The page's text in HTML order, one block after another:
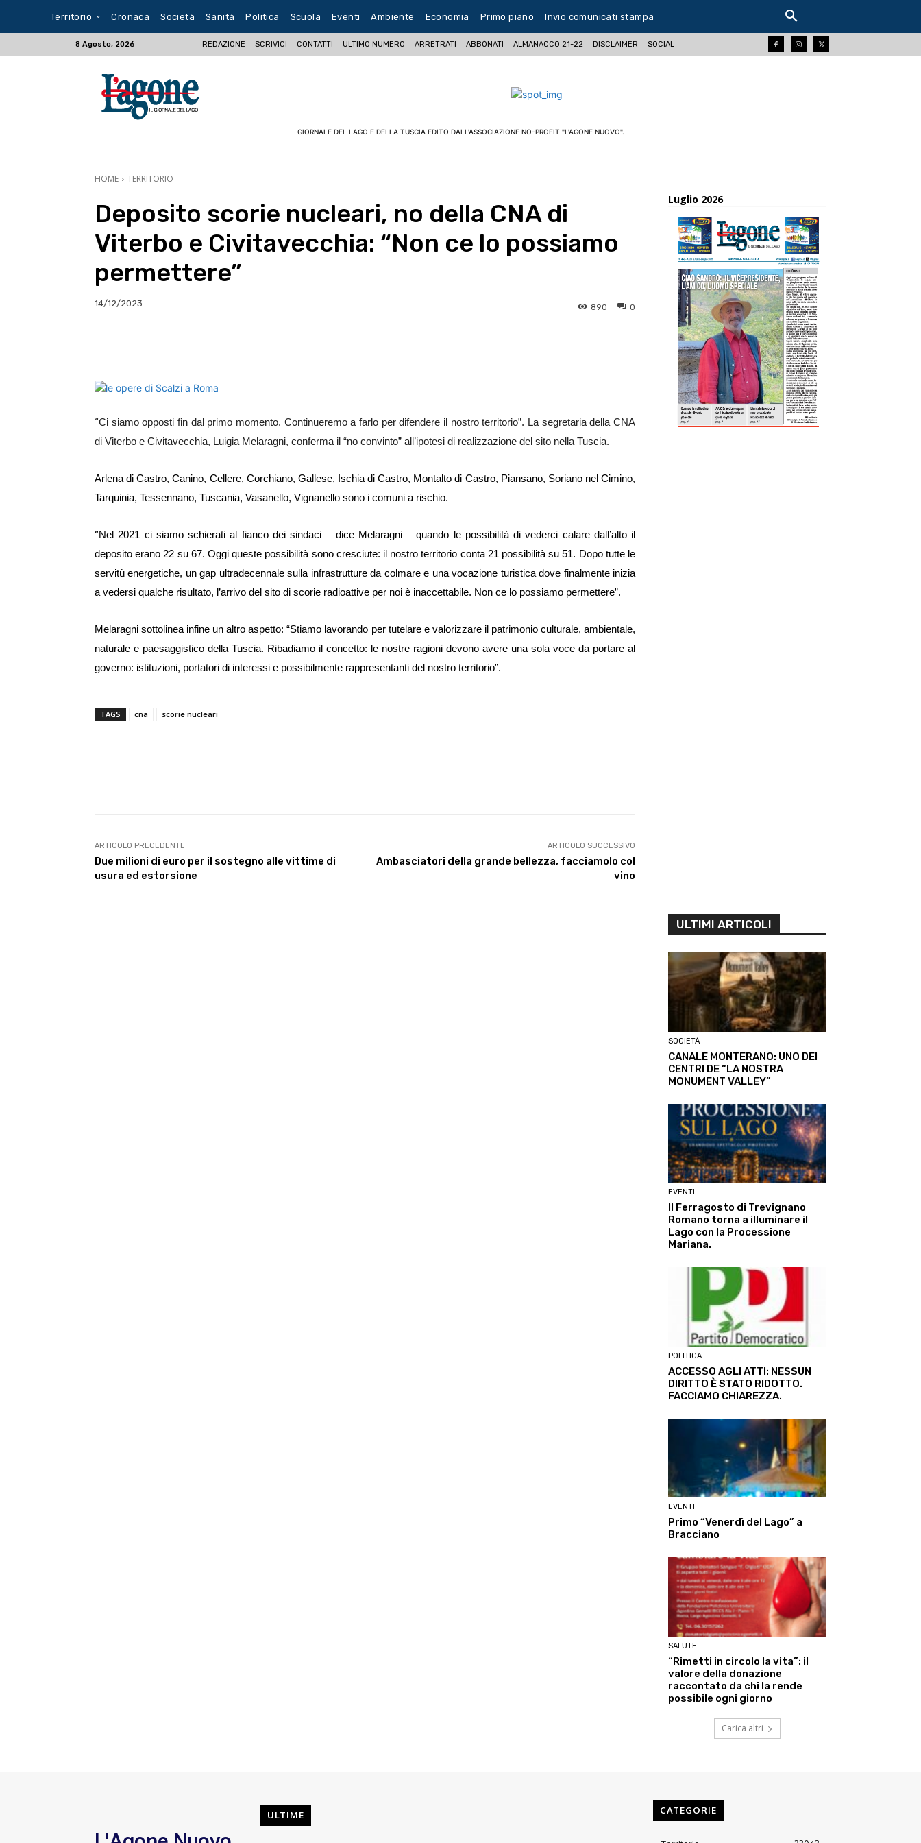
Territorio Cronaca Società Sanità Politica Scuola Eventi Ambiente Economia Primo piano Invio comunicati stampa
8 Agosto, 2026 REDAZIONE SCRIVICI CONTATTI ULTIMO NUMERO ARRETRATI ABBÒNATI ALMANACCO 21-22 DISCLAIMER SOCIAL
GIORNALE DEL LAGO E DELLA TUSCIA EDITO DALL'ASSOCIAZIONE NO-PROFIT "L'AGONE NUOVO".
HOME TERRITORIO
Deposito scorie nucleari, no della CNA di
Viterbo e Civitavecchia: “Non ce lo possiamo
permettere”
14/12/2023 0
890
Tumblr Telegram
“Ci siamo opposti fin dal primo momento. Continueremo a farlo per difendere il nostro territorio”. La segretaria della CNA
di Viterbo e Civitavecchia, Luigia Melaragni, conferma il “no convinto” all’ipotesi di realizzazione del sito nella Tuscia.
Arlena di Castro, Canino, Cellere, Corchiano, Gallese, Ischia di Castro, Montalto di Castro, Piansano, Soriano nel Cimino,
Tarquinia, Tessennano, Tuscania, Vasanello, Vignanello sono i comuni a rischio.
“Nel 2021 ci siamo schierati al fianco dei sindaci – dice Melaragni – quando le possibilità di vederci calare dall’alto il
deposito erano 22 su 67. Oggi queste possibilità sono cresciute: il nostro territorio conta 21 possibilità su 51. Dopo tutte le
servitù energetiche, un gap ultradecennale sulla infrastrutture da colmare e una vocazione turistica dove finalmente inizia
a vedersi qualche risultato, l’arrivo del sito di scorie radioattive per noi è inaccettabile. Non ce lo possiamo permettere”.
Melaragni sottolinea infine un altro aspetto: “Stiamo lavorando per tutelare e valorizzare il patrimonio culturale, ambientale,
naturale e paesaggistico della Tuscia. Ribadiamo il concetto: le nostre ragioni devono avere una sola voce da portare al
governo: istituzioni, portatori di interessi e possibilmente rappresentanti del nostro territorio”.
TAGS cna scorie nucleari
ARTICOLO PRECEDENTE
Due milioni di euro per il sostegno alle vittime di
usura ed estorsione
ARTICOLO SUCCESSIVO
Ambasciatori della grande bellezza, facciamolo col
vino
Luglio 2026
ULTIMI ARTICOLI
SOCIETÀ
CANALE MONTERANO: UNO DEI
CENTRI DE “LA NOSTRA
MONUMENT VALLEY”
EVENTI
Il Ferragosto di Trevignano
Romano torna a illuminare il
Lago con la Processione
Mariana.
POLITICA
ACCESSO AGLI ATTI: NESSUN
DIRITTO È STATO RIDOTTO.
FACCIAMO CHIAREZZA.
EVENTI
Primo “Venerdì del Lago” a
Bracciano
SALUTE
“Rimetti in circolo la vita”: il
valore della donazione
raccontato da chi la rende
possibile ogni giorno
Carica altri
ULTIME CATEGORIE